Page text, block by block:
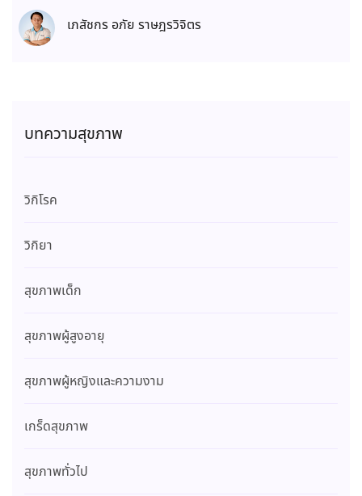
เภสัชกร อภัย ราษฎรวิจิตร
บทความสุขภาพ
วิกิโรค
วิกิยา
สุขภาพเด็ก
สุขภาพผู้สูงอายุ
สุขภาพผู้หญิงและความงาม
เกร็ดสุขภาพ
สุขภาพทั่วไป